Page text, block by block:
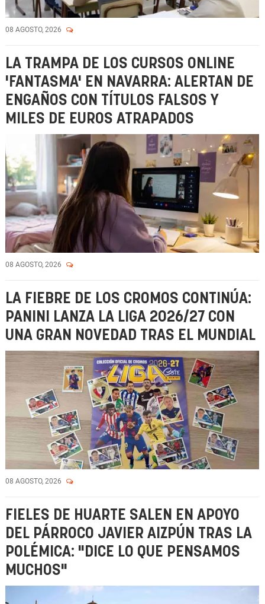
08 AGOSTO, 2026
LA TRAMPA DE LOS CURSOS ONLINE
'FANTASMA' EN NAVARRA: ALERTAN DE
ENGAÑOS CON TÍTULOS FALSOS Y
MILES DE EUROS ATRAPADOS
08 AGOSTO, 2026
LA FIEBRE DE LOS CROMOS CONTINÚA:
PANINI LANZA LA LIGA 2026/27 CON
UNA GRAN NOVEDAD TRAS EL MUNDIAL
08 AGOSTO, 2026
FIELES DE HUARTE SALEN EN APOYO
DEL PÁRROCO JAVIER AIZPÚN TRAS LA
POLÉMICA: "DICE LO QUE PENSAMOS
MUCHOS"